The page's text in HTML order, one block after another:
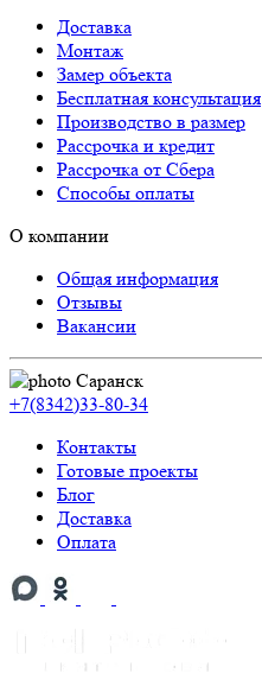
Доставка
Монтаж
Замер объекта
Бесплатная консультация
Производство в размер
Рассрочка и кредит
Рассрочка от Сбера
Способы оплаты
О компании
Общая информация
Отзывы
Вакансии
Саранск
+7(8342)33-80-34
Контакты
Готовые проекты
Блог
Доставка
Оплата